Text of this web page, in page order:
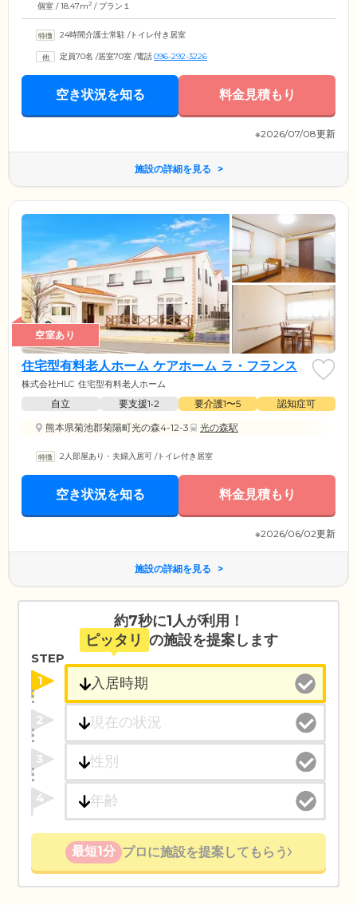
個室 / 18.47m2 / プラン１
24時間介護士常駐 /トイレ付き居室
定員70名 /居室70室 /電話096-292-3226
空き状況を知る 料金見積もり
※2026/07/08更新
施設の詳細を見る
空室あり
住宅型有料老人ホーム ケアホーム ラ・フランス
株式会社HLC 住宅型有料老人ホーム
自立 要支援1•2 要介護1〜5
認知症可
熊本県菊池郡菊陽町光の森4-12-3
光の森駅
2人部屋あり・夫婦入居可 /トイレ付き居室
空き状況を知る 料金見積もり
※2026/06/02更新
施設の詳細を見る
約7秒に1人が利用！
ピッタリ の施設を提案します
STEP
1
2
3
4
最短1分 プロに施設を提案してもらう